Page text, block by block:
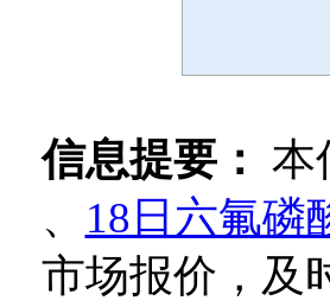
信息提要： 本
、 18日六氟磷
市场报价，及